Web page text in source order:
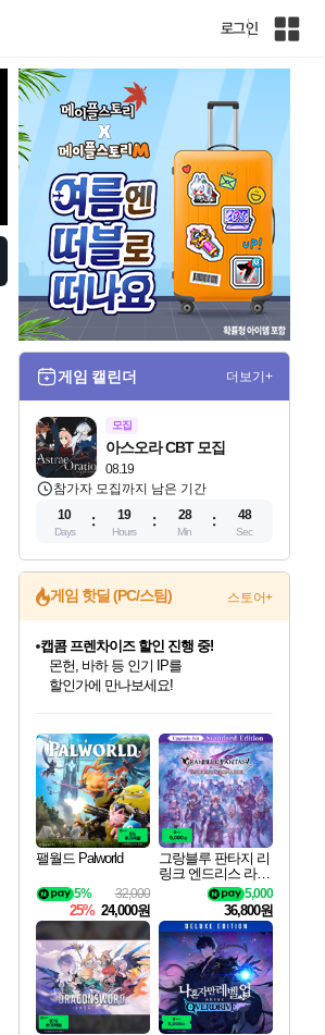
로그인
인
게임 캘린더 더보기+
모집
08.19
아스오라 CBT 모집
참가자 모집까지 남은 기간
10
Days
19
Hours
28
Min
47
Sec
게임 핫딜 (PC/스팀) 스토어+
최대 90% 할인가를 만나보세요!
네이버혜택과 함께 만나보세요!
50%할인&추가 적립까지!
네이버 포인트 혜택까지!
이니&베니 혜택까지!
네이버 혜택가와 함께 예약하세요!
할인&네이버혜택으로 만나보세요!
네이버페이 혜택과 만나보세요!
40주년 프로모션으로 만나보세요!
캡콤 프렌차이즈 할인 진행 중!
몬헌, 바하 등 인기 IP를
할인가에 만나보세요!
일부 에디션 상시 할인!
혜택으로 예약 판매 중
편안하게 충전하세요
팰월드 Palworld
32,000
5%
25% 24,000원
그랑블루 판타지 리
링크 엔드리스 라그
나로크 업그레이드
킷 Granblue Fantasy
Relink Endless Ragn
arok Upgrade Kit DL
C
5,000
36,800원